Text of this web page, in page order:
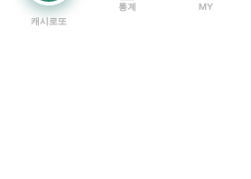
캐시로또
통계 MY